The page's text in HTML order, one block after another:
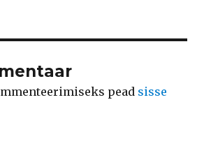
pead sisse